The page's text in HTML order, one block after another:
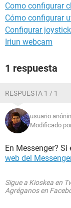
Como configurar
Cómo configurar
Configurar
Iriun webcam
1 respuesta
RESPUESTA 1 / 1
usuario
Modificado
En Messenger?
web del
Sigue a Kioskea en
Agréganos en